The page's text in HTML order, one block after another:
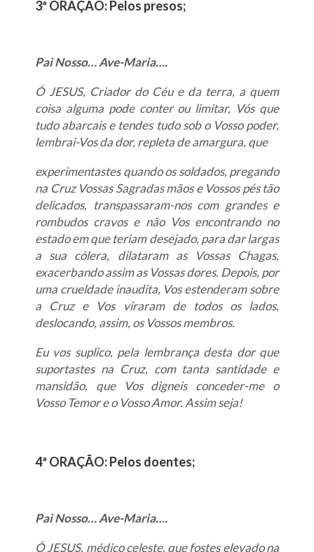
3ª ORAÇÃO: Pelos presos;
Pai Nosso… Ave-Maria….
Ó JESUS, Criador do Céu e da terra, a quem
coisa alguma pode conter ou limitar, Vós que
tudo abarcais e tendes tudo sob o Vosso poder,
lembrai-Vos da dor, repleta de amargura, que
experimentastes quando os soldados, pregando
na Cruz Vossas Sagradas mãos e Vossos pés tão
delicados, transpassaram-nos com grandes e
rombudos cravos e não Vos encontrando no
estado em que teriam desejado, para dar largas
a sua cólera, dilataram as Vossas Chagas,
exacerbando assim as Vossas dores. Depois, por
uma crueldade inaudita, Vos estenderam sobre
a Cruz e Vos viraram de todos os lados,
deslocando, assim, os Vossos membros.
Eu vos suplico, pela lembrança desta dor que
suportastes na Cruz, com tanta santidade e
mansidão, que Vos digneis conceder-me o
Vosso Temor e o Vosso Amor. Assim seja!
4ª ORAÇÃO: Pelos doentes;
Pai Nosso… Ave-Maria….
Ó JESUS, médico celeste, que fostes elevado na